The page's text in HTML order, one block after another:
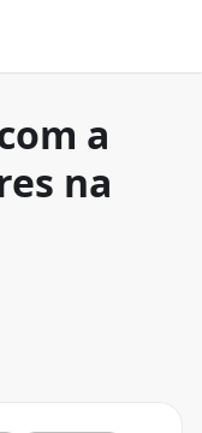
a
na